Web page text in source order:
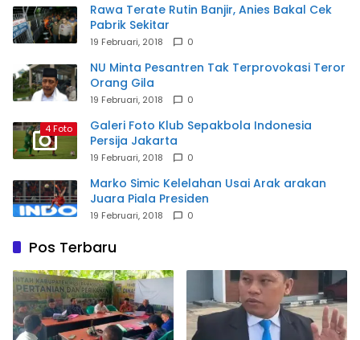
Rawa Terate Rutin Banjir, Anies Bakal Cek
Pabrik Sekitar
19 Februari, 2018 0
NU Minta Pesantren Tak Terprovokasi Teror
Orang Gila
19 Februari, 2018 0
4 Foto
Galeri Foto Klub Sepakbola Indonesia
Persija Jakarta
19 Februari, 2018 0
Marko Simic Kelelahan Usai Arak arakan
Juara Piala Presiden
19 Februari, 2018 0
Pos Terbaru